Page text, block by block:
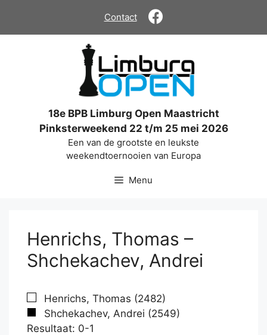
de
Contact
18e BPB Limburg Open Maastricht
Pinksterweekend 22 t/m 25 mei 2026
Een van de grootste en leukste
weekendtoernooien van Europa
Menu
Henrichs, Thomas –
Shchekachev, Andrei
Henrichs, Thomas (2482)
Shchekachev, Andrei (2549)
Resultaat: 0-1